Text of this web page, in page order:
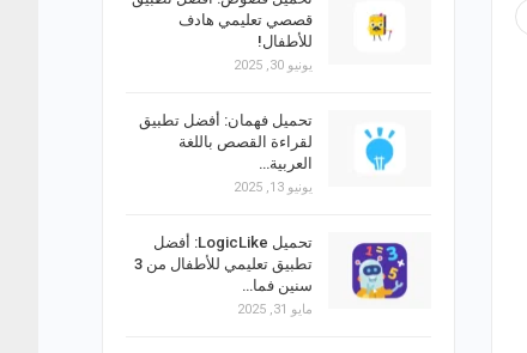
قصصي تعليمي هادف
للأطفال!
يونيو 30, 2025
تحميل فهمان: أفضل تطبيق
لقراءة القصص باللغة
العربية…
يونيو 13, 2025
تحميل LogicLike: أفضل
تطبيق تعليمي للأطفال من 3
سنين فما…
مايو 31, 2025